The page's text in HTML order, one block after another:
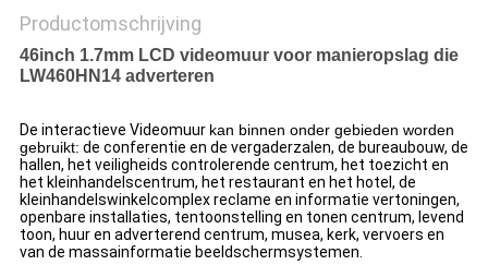
Productomschrijving
46inch 1.7mm LCD videomuur voor manieropslag die
LW460HN14 adverteren
De interactieve Videomuur kan binnen onder gebieden worden
gebruikt: de conferentie en de vergaderzalen, de bureaubouw, de
hallen, het veiligheids controlerende centrum, het toezicht en
het kleinhandelscentrum, het restaurant en het hotel, de
kleinhandelswinkelcomplex reclame en informatie vertoningen,
openbare installaties, tentoonstelling en tonen centrum, levend
toon, huur en adverterend centrum, musea, kerk, vervoers en
van de massainformatie beeldschermsystemen.